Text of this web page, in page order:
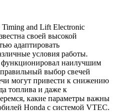
and Lift Electronic
своей высокой
адаптировать
условия работы.
функционировал наилучшим
выбор свечей
могут привести к снижению
топлива и даже к
какие параметры важны
Honda с системой VTEC.